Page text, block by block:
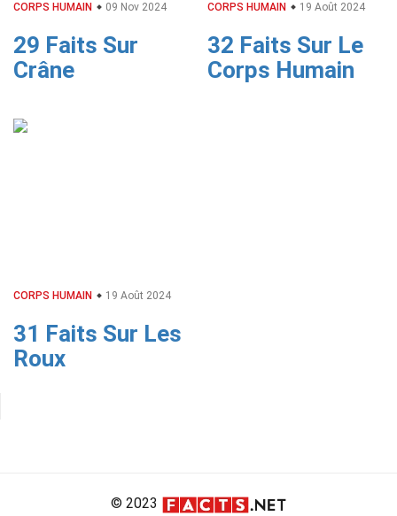
CORPS HUMAIN 09 Nov 2024
29 Faits Sur
Crâne
CORPS HUMAIN 19 Août 2024
32 Faits Sur Le
Corps Humain
CORPS HUMAIN 19 Août 2024
31 Faits Sur Les
Roux
© 2023